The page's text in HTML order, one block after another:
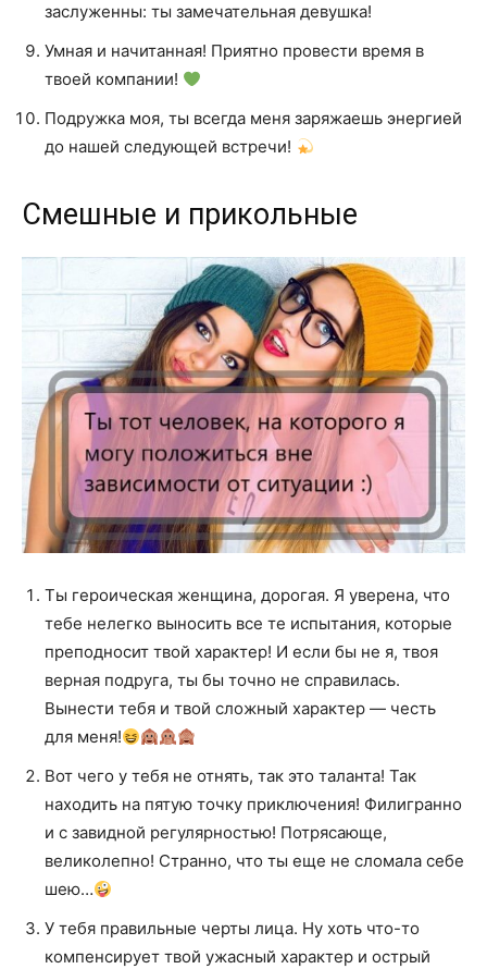
заслуженны: ты замечательная девушка!
Умная и начитанная! Приятно провести время в
твоей компании!
Подружка моя, ты всегда меня заряжаешь энергией
до нашей следующей встречи!
Смешные и прикольные
Ты героическая женщина, дорогая. Я уверена, что
тебе нелегко выносить все те испытания, которые
преподносит твой характер! И если бы не я, твоя
верная подруга, ты бы точно не справилась.
Вынести тебя и твой сложный характер — честь
для меня!
Вот чего у тебя не отнять, так это таланта! Так
находить на пятую точку приключения! Филигранно
и с завидной регулярностью! Потрясающе,
великолепно! Странно, что ты еще не сломала себе
шею…
У тебя правильные черты лица. Ну хоть что-то
компенсирует твой ужасный характер и острый